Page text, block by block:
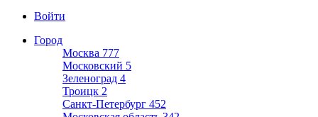
Войти
Город
Москва 777
Московский 5
Зеленоград 4
Троицк 2
Санкт-Петербург 452